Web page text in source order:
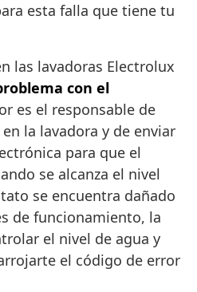
esta falla que tiene tu
las lavadoras Electrolux
con el
es el responsable de
la lavadora y de enviar
para que el
se alcanza el nivel
se encuentra dañado
de funcionamiento, la
el nivel de agua y
el código de error